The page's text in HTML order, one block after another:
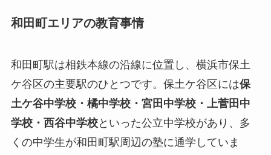
和田町エリアの教育事情
和田町駅は相鉄本線の沿線に位置し、横浜市保土
ケ谷区の主要駅のひとつです。保土ケ谷区には保
土ケ谷中学校・橘中学校・宮田中学校・上菅田中
学校・西谷中学校といった公立中学校があり、多
くの中学生が和田町駅周辺の塾に通学していま